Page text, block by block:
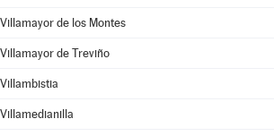
Villamayor de los Montes
Villamayor de Treviño
Villambistia
Villamedianilla